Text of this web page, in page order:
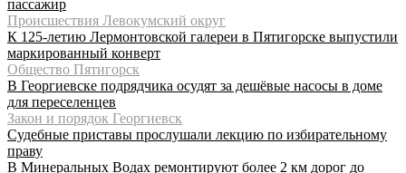
пассажир
Происшествия Левокумский округ
К 125-летию Лермонтовской галереи в Пятигорске выпустили
маркированный конверт
Общество Пятигорск
В Георгиевске подрядчика осудят за дешёвые насосы в доме
для переселенцев
Закон и порядок Георгиевск
Судебные приставы прослушали лекцию по избирательному
праву
В Минеральных Водах ремонтируют более 2 км дорог до